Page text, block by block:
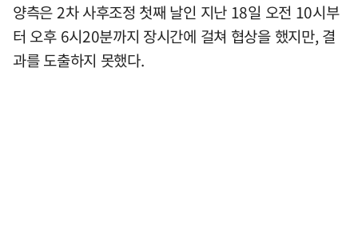
양측은 2차 사후조정 첫째 날인 지난 18일 오전 10시부
터 오후 6시20분까지 장시간에 걸쳐 협상을 했지만, 결
과를 도출하지 못했다.